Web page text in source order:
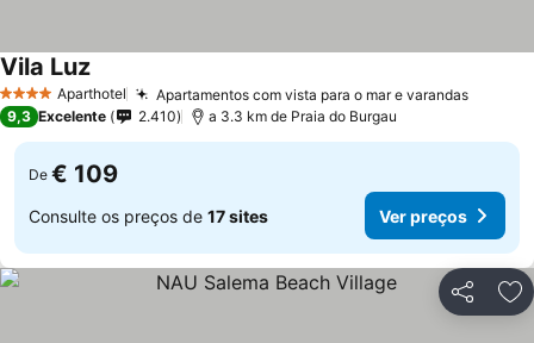
4 EstrelasAparthotel Apartamentos com vista para o mar e varandas
Vila Luz
9,3 Excelente 2.410 a 3.3 km de Praia do Burgau
De € 109
Consulte os preços de 17 sites Ver preços
Partilhar